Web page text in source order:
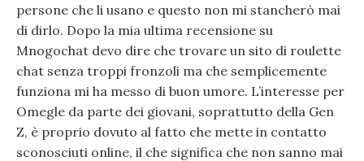
persone che li usano e questo non mi stancherò mai
di dirlo. Dopo la mia ultima recensione su
Mnogochat devo dire che trovare un sito di roulette
chat senza troppi fronzoli ma che semplicemente
funziona mi ha messo di buon umore. L’interesse per
Omegle da parte dei giovani, soprattutto della Gen
Z, è proprio dovuto al fatto che mette in contatto
sconosciuti online, il che significa che non sanno mai